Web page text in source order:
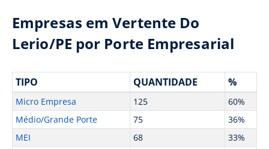
Empresas em Vertente Do
Lerio/PE por Porte Empresarial
TIPO QUANTIDADE %
Micro Empresa 125
60%
Médio/Grande Porte
75
36%
MEI
68
33%